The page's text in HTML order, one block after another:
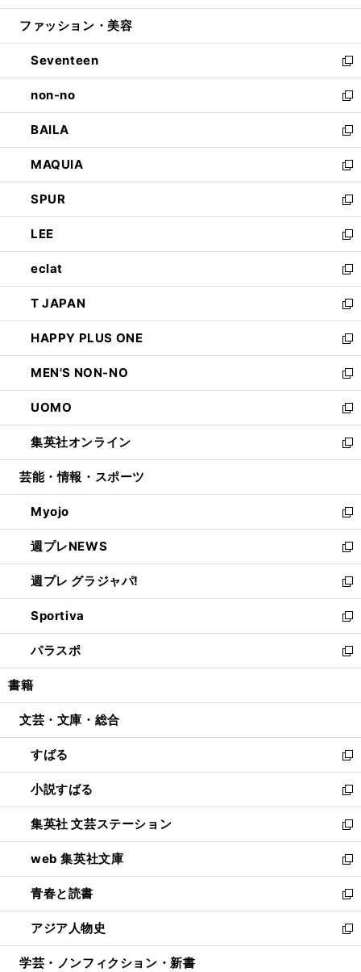
開
ウ
開
く
ン
ウ
で
開
く
ウ
ン
ド
ウ
で
開
く
ファッション・美容
Seventeen
新
し
い
ウ
ィ
ン
ド
ウ
で
開
く
non-no
新
し
い
ウ
ィ
ン
ド
ウ
で
開
く
BAILA
新
し
い
ウ
ィ
ン
ド
ウ
で
開
く
MAQUIA
新
し
い
ウ
ィ
ン
ド
ウ
で
開
く
SPUR
新
し
い
ウ
ィ
ン
ド
ウ
で
開
く
LEE
新
し
い
ウ
ィ
ン
ド
ウ
で
開
く
eclat
新
し
い
ウ
ィ
ン
ド
ウ
で
開
く
T JAPAN
新
し
い
ウ
ィ
ン
ド
ウ
で
開
HAPPY PLUS ONE
新
し
い
ウ
ィ
ン
ド
ウ
開
く
MEN'S NON-NO
新
し
い
ウ
ィ
ン
ウ
で
開
く
UOMO
新
し
い
ウ
ン
ド
ウ
で
開
く
集英社オンライン
新
し
ウ
ィ
ン
ド
ウ
で
開
く
芸能・情報・スポーツ
Myojo
新
し
い
ウ
ィ
ン
ド
ウ
で
開
週プレNEWS
新
し
い
ウ
ィ
ン
ド
ウ
開
週プレ グラジャパ!
新
し
い
ウ
ィ
ン
ウ
開
く
Sportiva
新
し
い
ウ
ン
ウ
で
開
く
パラスポ
新
し
ウ
ン
ド
ウ
で
開
く
書籍
文芸・文庫・総合
すばる
新
し
い
ウ
ィ
ン
ド
ウ
で
開
く
小説すばる
新
し
い
ウ
ィ
ン
ド
ウ
で
開
集英社 文芸ステーション
新
し
い
ウ
ィ
ン
ド
ウ
web 集英社文庫
新
し
い
ウ
ィ
ン
青春と読書
新
し
い
ウ
アジア人物史
新
し
学芸・ノンフィクション・新書